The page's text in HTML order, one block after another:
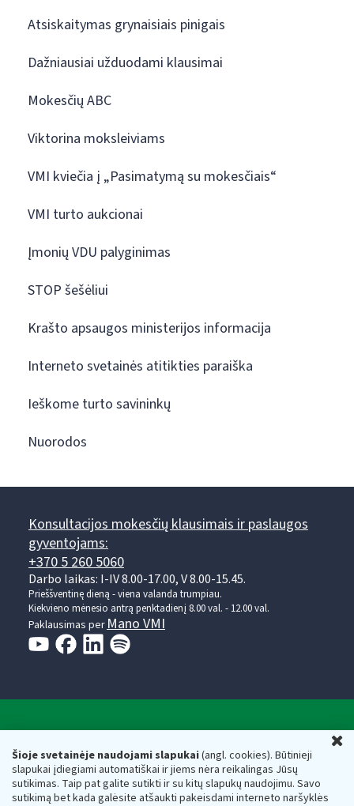
Šioje svetainėje naudojami slapukai(angl. cookies). Būtinieji
slapukai įdiegiami automatiškai ir jiems nėra reikalingas Jūsų
sutikimas. Taip pat galite sutikti ir su kitų slapukų naudojimu. Savo
sutikimą bet kada galėsite atšaukti pakeisdami interneto naršyklės
Atsiskaitymas grynaisiais pinigais
Dažniausiai užduodami klausimai
Mokesčių ABC
Viktorina moksleiviams
VMI kviečia į „Pasimatymą su mokesčiais“
VMI turto aukcionai
Įmonių VDU palyginimas
STOP šešėliui
Krašto apsaugos ministerijos informacija
Interneto svetainės atitikties paraiška
Ieškome turto savininkų
Nuorodos
Konsultacijos mokesčių klausimais ir paslaugos
gyventojams:
+370 5 260 5060
Darbo laikas: I-IV 8.00-17.00, V 8.00-15.45.
Prieššventinę dieną - viena valanda trumpiau.
Kiekvieno mėnesio antrą penktadienį 8.00 val. - 12.00 val.
Paklausimas per Mano VMI
Respublikos finansų ministerijos
Biudžetinė įstaiga. Juridinio asmens kodas — 188659752,
adresas: Vasario 16-osios g. 14, 01107 Vilnius, Lietuva, el.paštas: